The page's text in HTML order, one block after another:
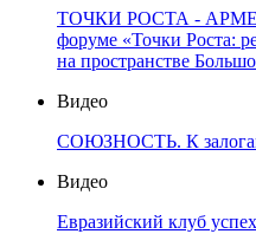
ТОЧКИ РОСТА -
форуме «Точки Роста:
на пространстве
Видео
СОЮЗНОСТЬ. К
Видео
Евразийский клуб